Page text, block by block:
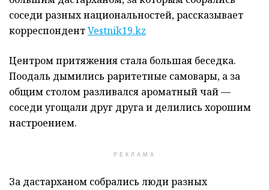
соседи разных национальностей, рассказывает
корреспондентVestnik19.kz
Центром притяжения стала большая беседка.
Поодаль дымились раритетные самовары, а за
общим столом разливался ароматный чай —
соседи угощали друг друга и делились хорошим
настроением.
РЕКЛАМА
За дастарханом собрались люди разных